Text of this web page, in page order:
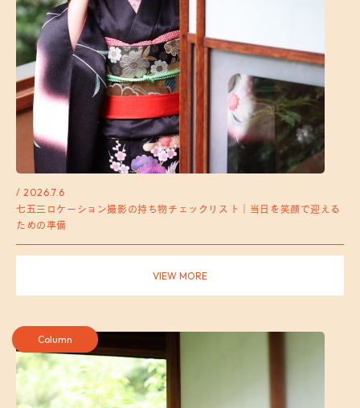
/ 2026.7.6
七五三ロケーション撮影の持ち物チェックリスト｜当日を笑顔で迎える
ための準備
VIEW MORE
Column